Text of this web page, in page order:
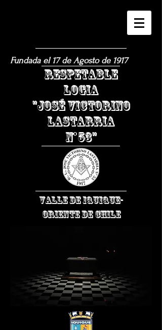
Fundada el 17 de Agosto de 1917
​RESPETABLE
LOGIA
"JOSÉ VICTORINO
LASTARRIA
N°53"
VALLE DE IQUIQUE-
ORIENTE DE CHILE